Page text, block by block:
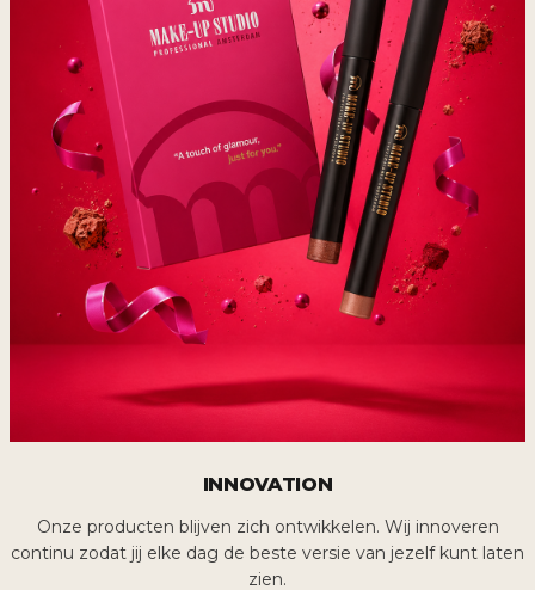
INNOVATION
Onze producten blijven zich ontwikkelen. Wij innoveren
continu zodat jij elke dag de beste versie van jezelf kunt laten
zien.